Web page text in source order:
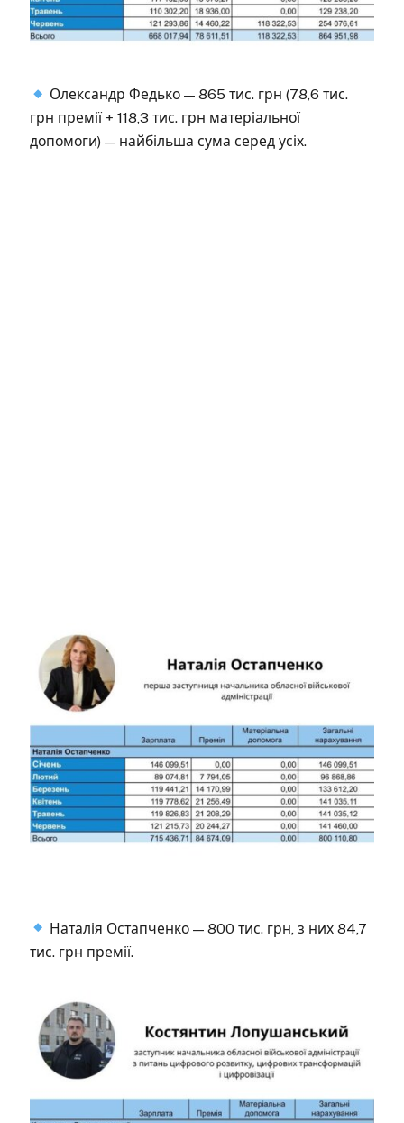
Олександр Федько — 865 тис. грн (78,6 тис.
грн премії + 118,3 тис. грн матеріальної
допомоги) — найбільша сума серед усіх.
Наталія Остапченко — 800 тис. грн, з них 84,7
тис. грн премії.